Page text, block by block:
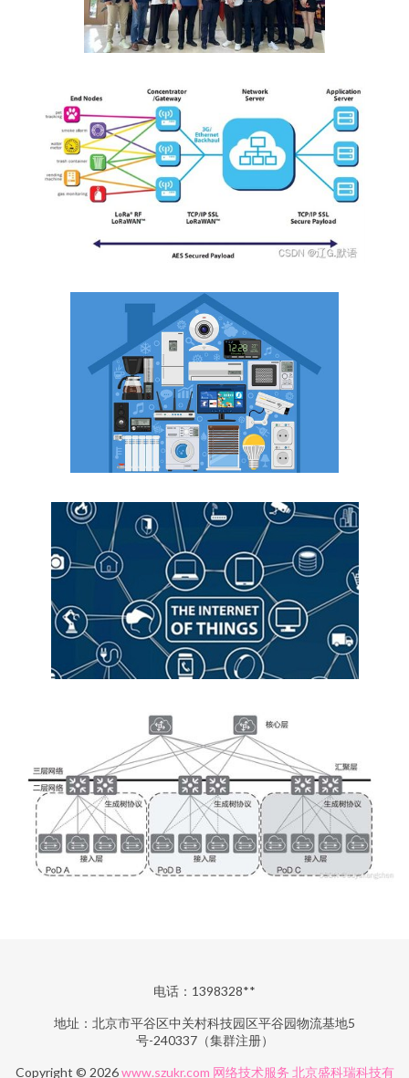
电话：1398328**
地址：北京市平谷区中关村科技园区平谷园物流基地5
号-240337（集群注册）
Copyright © 2026www.szukr.com 网络技术服务 北京盛科瑞科技有